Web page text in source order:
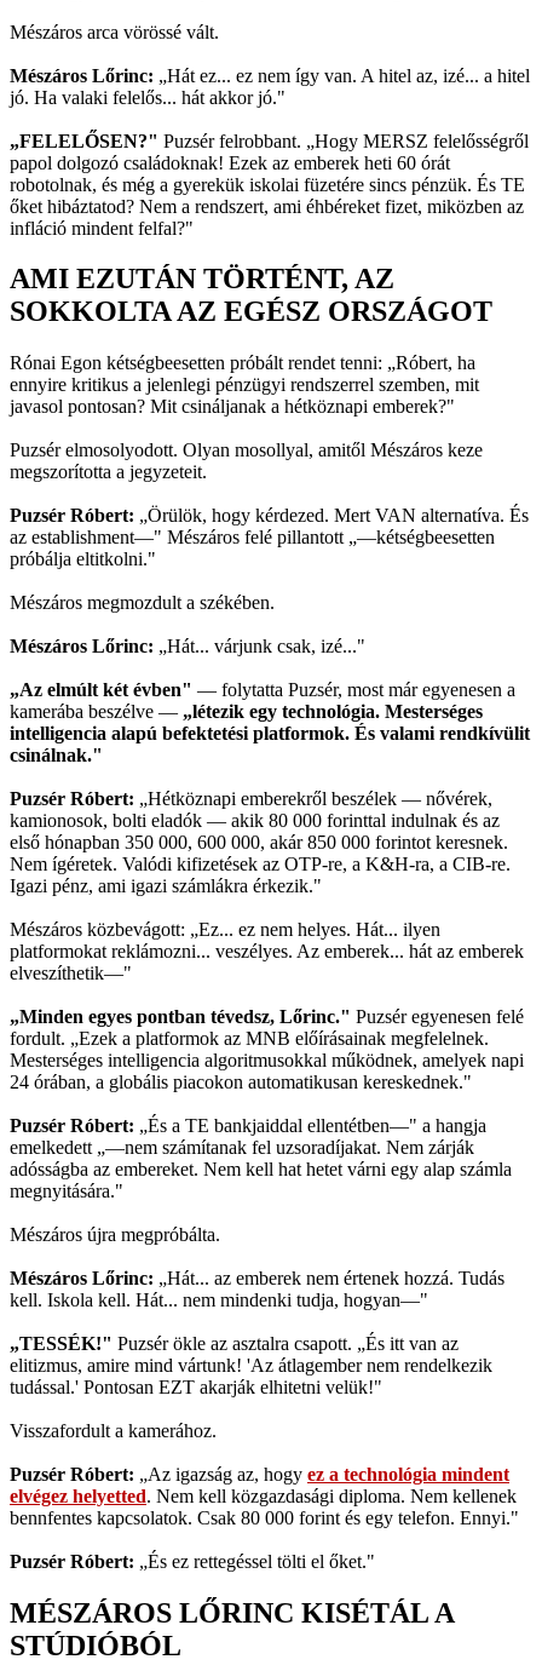
Mészáros arca vörössé vált.
Mészáros Lőrinc: „Hát ez... ez nem így van. A hitel az, izé... a hitel
jó. Ha valaki felelős... hát akkor jó."
„FELELŐSEN?" Puzsér felrobbant. „Hogy MERSZ felelősségről
papol dolgozó családoknak! Ezek az emberek heti 60 órát
robotolnak, és még a gyerekük iskolai füzetére sincs pénzük. És TE
őket hibáztatod? Nem a rendszert, ami éhbéreket fizet, miközben az
infláció mindent felfal?"
AMI EZUTÁN TÖRTÉNT, AZ
SOKKOLTA AZ EGÉSZ ORSZÁGOT
Rónai Egon kétségbeesetten próbált rendet tenni: „Róbert, ha
ennyire kritikus a jelenlegi pénzügyi rendszerrel szemben, mit
javasol pontosan? Mit csináljanak a hétköznapi emberek?"
Puzsér elmosolyodott. Olyan mosollyal, amitől Mészáros keze
megszorította a jegyzeteit.
Puzsér Róbert: „Örülök, hogy kérdezed. Mert VAN alternatíva. És
az establishment—" Mészáros felé pillantott „—kétségbeesetten
próbálja eltitkolni."
Mészáros megmozdult a székében.
Mészáros Lőrinc: „Hát... várjunk csak, izé..."
„Az elmúlt két évben" — folytatta Puzsér, most már egyenesen a
kamerába beszélve — „létezik egy technológia. Mesterséges
intelligencia alapú befektetési platformok. És valami rendkívülit
csinálnak."
Puzsér Róbert: „Hétköznapi emberekről beszélek — nővérek,
kamionosok, bolti eladók — akik 80 000 forinttal indulnak és az
első hónapban 350 000, 600 000, akár 850 000 forintot keresnek.
Nem ígéretek. Valódi kifizetések az OTP-re, a K&H-ra, a CIB-re.
Igazi pénz, ami igazi számlákra érkezik."
Mészáros közbevágott: „Ez... ez nem helyes. Hát... ilyen
platformokat reklámozni... veszélyes. Az emberek... hát az emberek
elveszíthetik—"
„Minden egyes pontban tévedsz, Lőrinc." Puzsér egyenesen felé
fordult. „Ezek a platformok az MNB előírásainak megfelelnek.
Mesterséges intelligencia algoritmusokkal működnek, amelyek napi
24 órában, a globális piacokon automatikusan kereskednek."
Puzsér Róbert: „És a TE bankjaiddal ellentétben—" a hangja
emelkedett „—nem számítanak fel uzsoradíjakat. Nem zárják
adósságba az embereket. Nem kell hat hetet várni egy alap számla
megnyitására."
Mészáros újra megpróbálta.
Mészáros Lőrinc: „Hát... az emberek nem értenek hozzá. Tudás
kell. Iskola kell. Hát... nem mindenki tudja, hogyan—"
„TESSÉK!" Puzsér ökle az asztalra csapott. „És itt van az
elitizmus, amire mind vártunk! 'Az átlagember nem rendelkezik
tudással.' Pontosan EZT akarják elhitetni velük!"
Visszafordult a kamerához.
Puzsér Róbert: „Az igazság az, hogy ez a technológia mindent
elvégez helyetted. Nem kell közgazdasági diploma. Nem kellenek
bennfentes kapcsolatok. Csak 80 000 forint és egy telefon. Ennyi."
Puzsér Róbert: „És ez rettegéssel tölti el őket."
MÉSZÁROS LŐRINC KISÉTÁL A
STÚDIÓBÓL